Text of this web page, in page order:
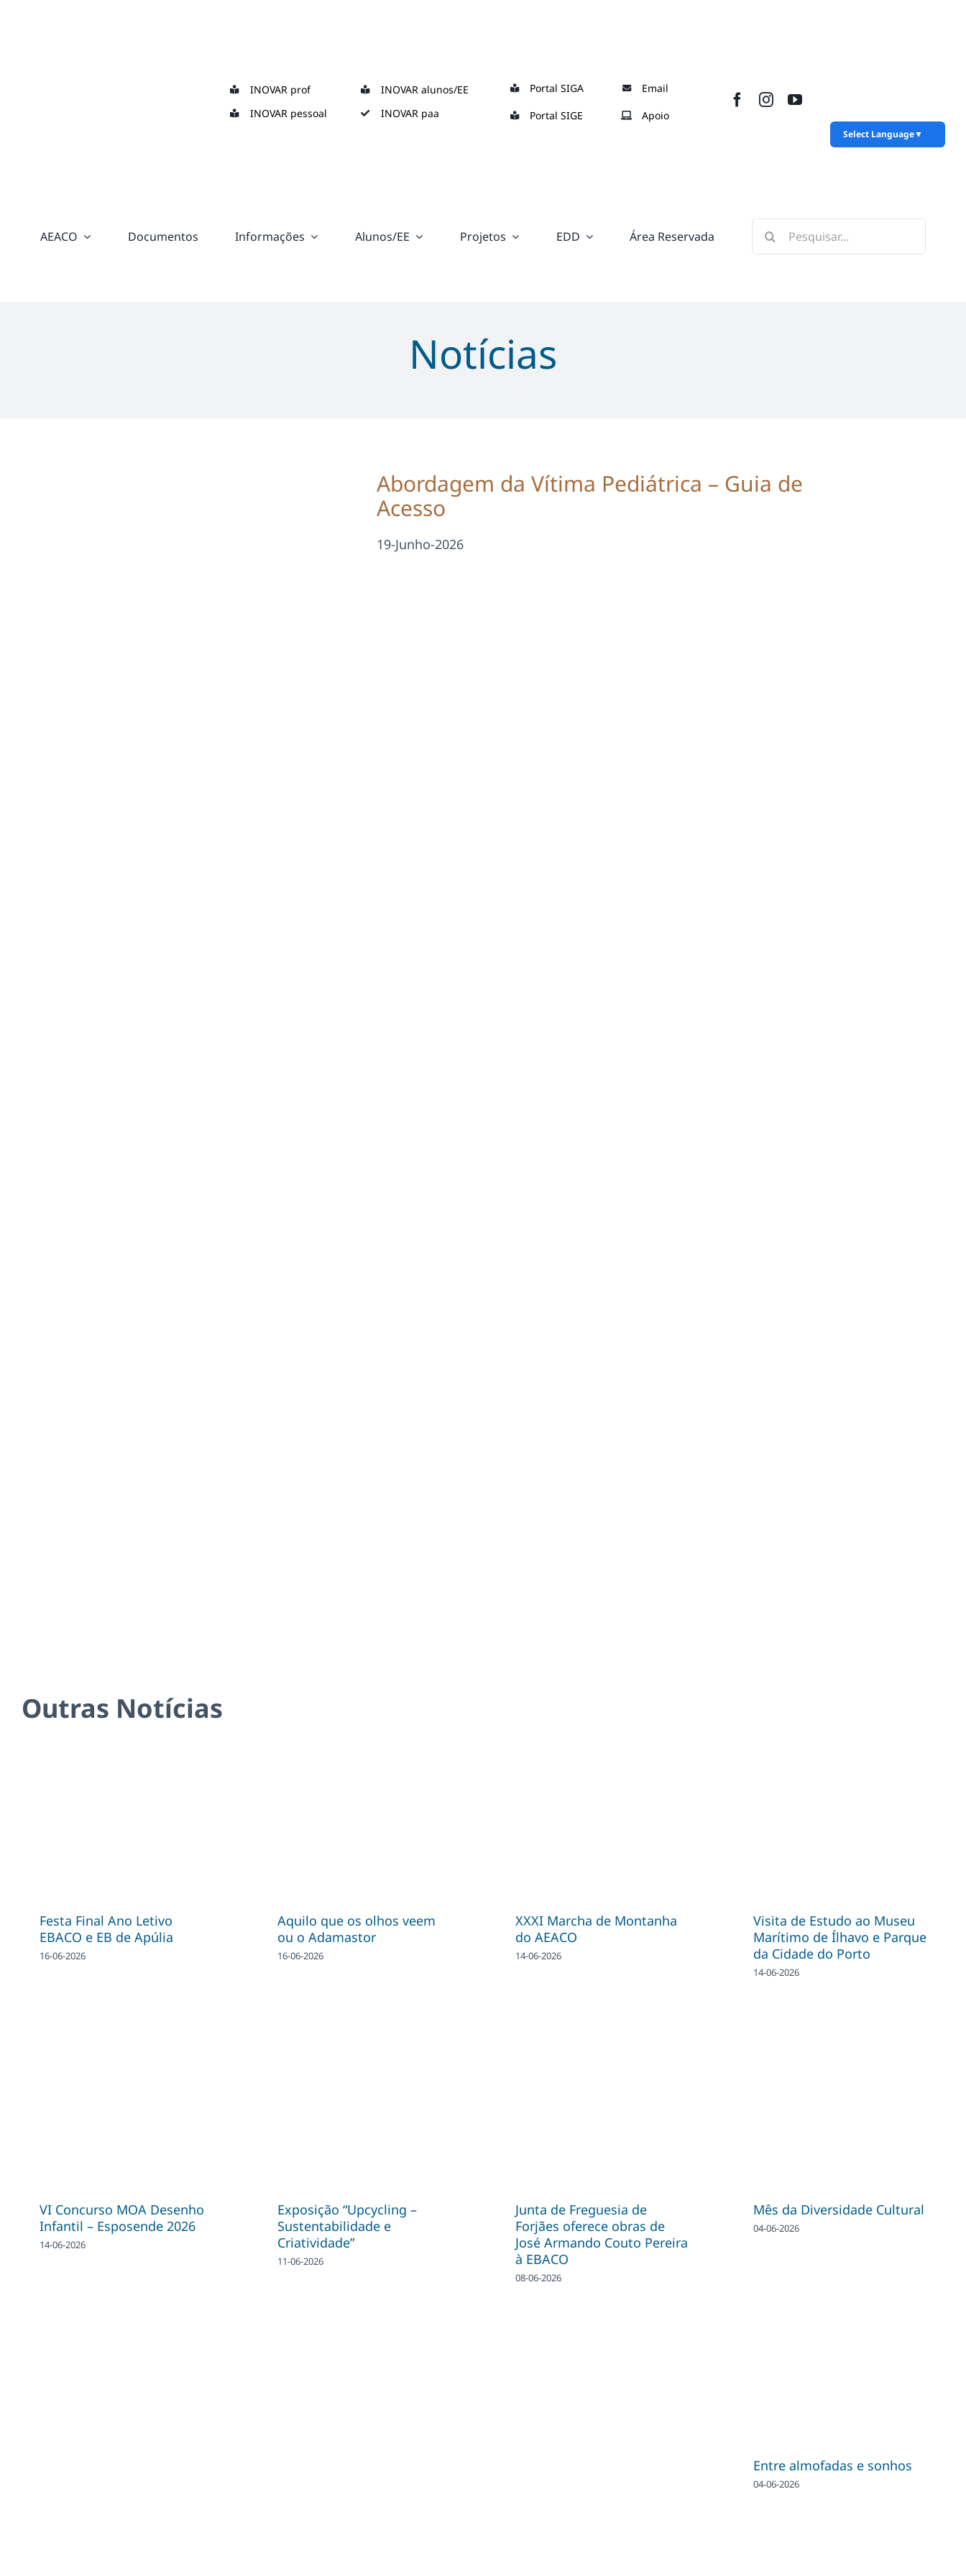
INOVAR prof
INOVAR pessoal
INOVAR alunos/EE
INOVAR paa
Portal SIGA
Portal SIGE
Email
Apoio
Select Language▼
AEACO Documentos Informações Alunos/EE Projetos EDD Área Reservada Pesquisar
Notícias
Abordagem da Vítima Pediátrica – Guia de
Acesso
19-Junho-2026
Outras Notícias
Festa Final Ano Letivo
EBACO e EB de Apúlia
16-06-2026
Aquilo que os olhos veem
ou o Adamastor
16-06-2026
XXXI Marcha de Montanha
do AEACO
14-06-2026
Visita de Estudo ao Museu
Marítimo de Ílhavo e Parque
da Cidade do Porto
14-06-2026
VI Concurso MOA Desenho
Infantil – Esposende 2026
14-06-2026
Exposição “Upcycling –
Sustentabilidade e
Criatividade”
11-06-2026
Junta de Freguesia de
Forjães oferece obras de
José Armando Couto Pereira
à EBACO
08-06-2026
Mês da Diversidade Cultural
04-06-2026
Entre almofadas e sonhos
04-06-2026